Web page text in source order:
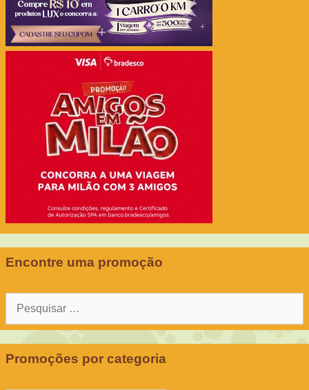
Encontre uma promoção
Pesquisar
Promoções por categoria